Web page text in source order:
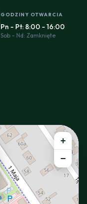
GODZINY OTWARCIA
Pn - Pt: 8:00 - 16:00
Sob - Nd: Zamknięte
+
−